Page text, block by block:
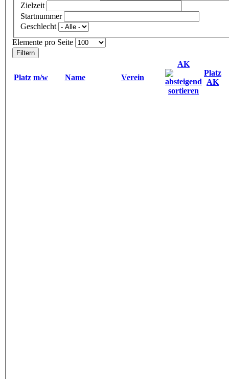
Zielzeit
Startnummer
Geschlecht
Elemente pro Seite
Platz m/w Name Verein
AK
Platz
AK